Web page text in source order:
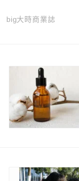
big大時商業誌